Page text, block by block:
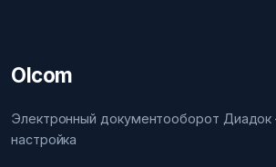
Olcom
Электронный документооборот
настройка